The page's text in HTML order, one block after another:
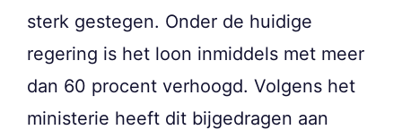
sterk gestegen. Onder de huidige
regering is het loon inmiddels met meer
dan 60 procent verhoogd. Volgens het
ministerie heeft dit bijgedragen aan